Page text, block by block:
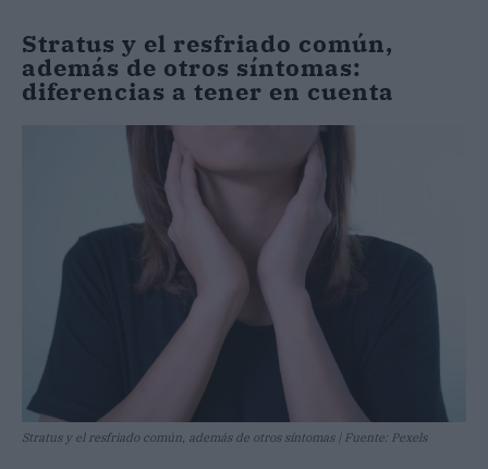
Stratus y el resfriado común,
además de otros síntomas:
diferencias a tener en cuenta
Stratus y el resfriado común, además de otros síntomas | Fuente: Pexels